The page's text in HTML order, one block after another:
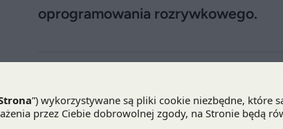
oprogramowania rozrywkowego.
zapraszamy do siedziby
rozwojowa (R&D) w branży gier wideo".